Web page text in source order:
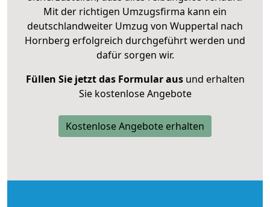
Mit der richtigen Umzugsfirma kann ein
deutschlandweiter Umzug von Wuppertal nach
Hornberg erfolgreich durchgeführt werden und
dafür sorgen wir.
Füllen Sie jetzt das Formular ausund erhalten
Sie kostenlose Angebote
Kostenlose Angebote erhalten